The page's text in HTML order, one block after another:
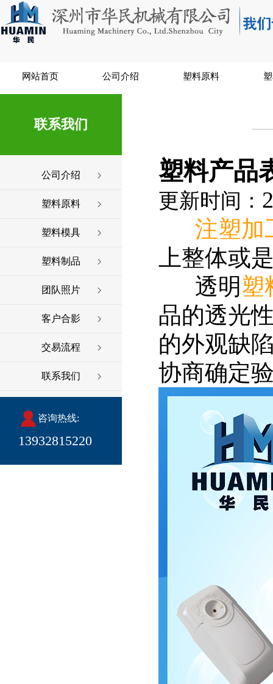
网站首页 公司介绍 塑料原料
联系我们
公司介绍
塑料原料
塑料模具
塑料制品
团队照片
客户合影
交易流程
联系我们
咨询热线:
13932815220
塑料产品
更新时间：
注塑加
上整体或
透明塑
品的透光
的外观缺
协商确定